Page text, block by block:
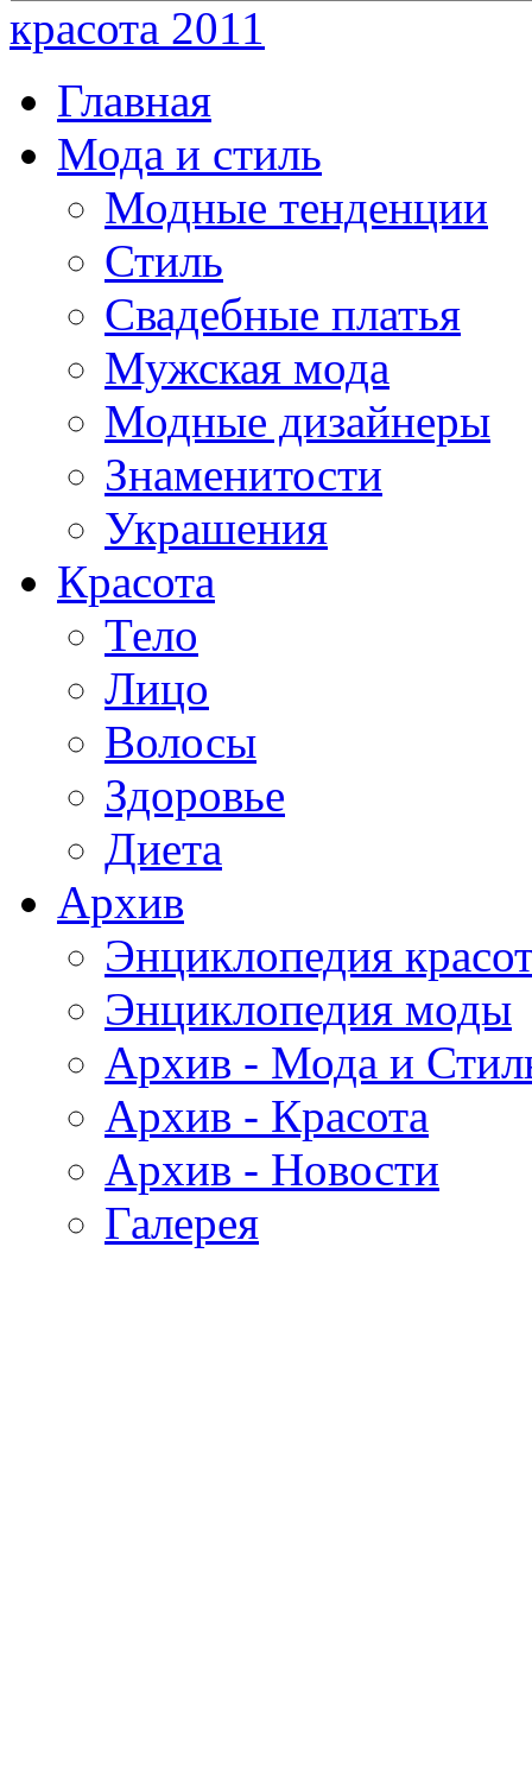
красота 2011
Главная
Мода и стиль
Модные тенденции
Стиль
Свадебные платья
Мужская мода
Модные дизайнеры
Знаменитости
Украшения
Красота
Тело
Лицо
Волосы
Здоровье
Диета
Архив
Энциклопедия
Энциклопедия моды
Архив - Мода и
Архив - Красота
Архив - Новости
Галерея